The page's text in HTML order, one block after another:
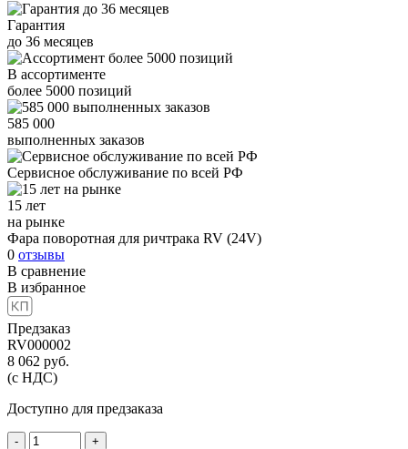
Гарантия
до 36 месяцев
В ассортименте
более 5000 позиций
585 000
выполненных заказов
Сервисное обслуживание по всей РФ
15 лет
на рынке
Фара поворотная для ричтрака RV (24V)
0 отзывы
В сравнение
В избранное
Предзаказ
RV000002
8 062 руб.
(с НДС)
Доступно для предзаказа
- +